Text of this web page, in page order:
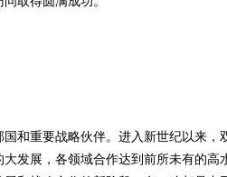
重要战略伙伴。进入新世纪以来，
发展，各领域合作达到前所未有的高